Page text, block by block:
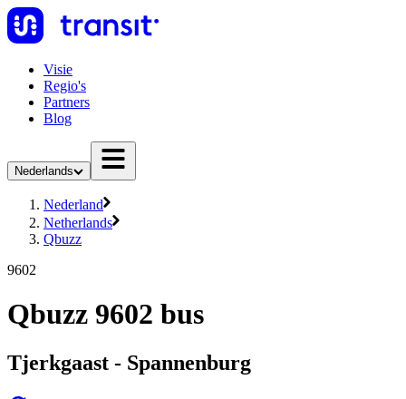
Visie
Regio's
Partners
Blog
Nederlands
Nederland
Netherlands
Qbuzz
9602
Qbuzz 9602 bus
Tjerkgaast - Spannenburg